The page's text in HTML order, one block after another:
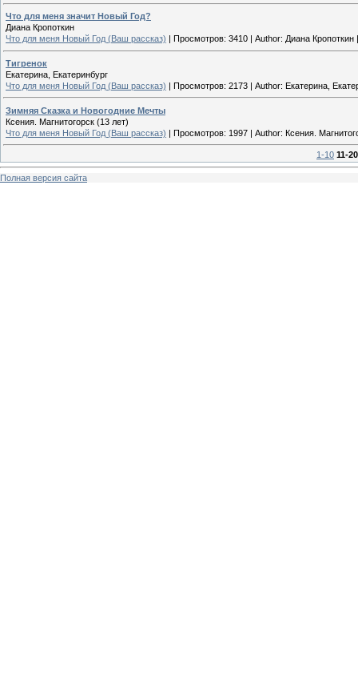
Что для меня значит Новый Год?
Диана Кропоткин
Что для меня Новый Год (Ваш рассказ) | Просмотров: 3410 | Author: Диана Кропоткин
Тигренок
Екатерина, Екатеринбург
Что для меня Новый Год (Ваш рассказ) | Просмотров: 2173 | Author: Екатерина,
Зимняя Сказка и Новогодние Мечты
Ксения. Магнитогорск (13 лет)
Что для меня Новый Год (Ваш рассказ) | Просмотров: 1997 | Author: Ксения.
1-10 11-20
Полная версия сайта